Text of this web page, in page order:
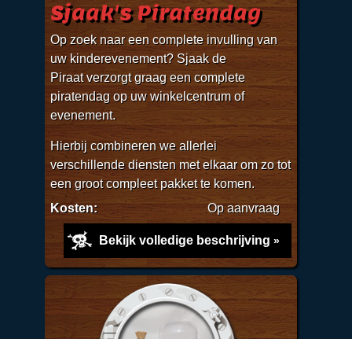
Sjaak's Piratendag
Op zoek naar een complete invulling van
uw kinderevenement? Sjaak de
Piraat verzorgt graag een complete
piratendag op uw winkelcentrum of
evenement.
Hierbij combineren we allerlei
verschillende diensten met elkaar om zo tot
een groot compleet pakket te komen.
Kosten:
Op aanvraag
Bekijk volledige beschrijving